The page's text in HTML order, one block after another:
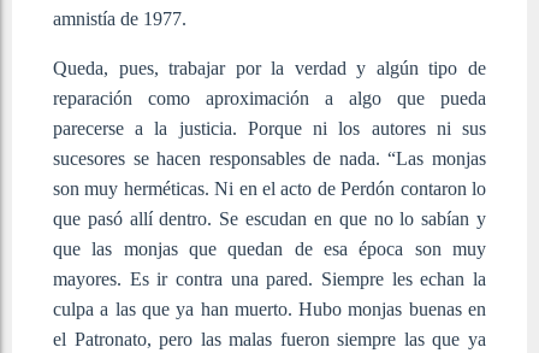
amnistía de 1977.
Queda, pues, trabajar por la verdad y algún tipo de
reparación como aproximación a algo que pueda
parecerse a la justicia. Porque ni los autores ni sus
sucesores se hacen responsables de nada. “Las monjas
son muy herméticas. Ni en el acto de Perdón contaron lo
que pasó allí dentro. Se escudan en que no lo sabían y
que las monjas que quedan de esa época son muy
mayores. Es ir contra una pared. Siempre les echan la
culpa a las que ya han muerto. Hubo monjas buenas en
el Patronato, pero las malas fueron siempre las que ya